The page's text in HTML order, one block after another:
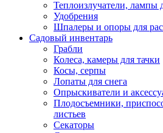
Теплоизлучатели, лампы
Удобрения
Шпалеры и опоры для
Садовый инвентарь
Грабли
Колеса, камеры для тачки
Косы, серпы
Лопаты для снега
Опрыскиватели и
Плодосъемники,
листьев
Секаторы